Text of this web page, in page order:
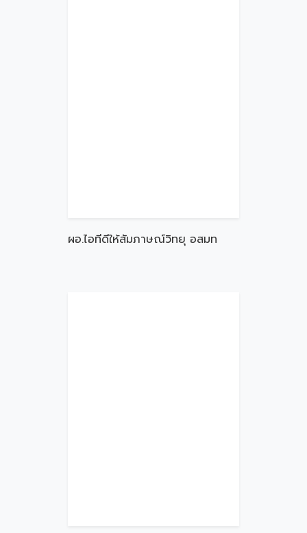
ผอ.ไอทีดีให้สัมภาษณ์วิทยุ อสมท